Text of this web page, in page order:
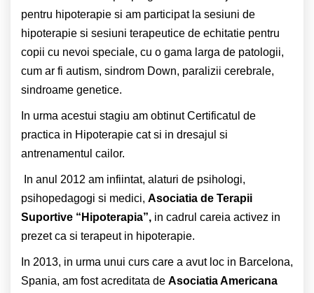
pentru hipoterapie si am participat la sesiuni de
hipoterapie si sesiuni terapeutice de echitatie pentru
copii cu nevoi speciale, cu o gama larga de patologii,
cum ar fi autism, sindrom Down, paralizii cerebrale,
sindroame genetice.
In urma acestui stagiu am obtinut Certificatul de
practica in Hipoterapie cat si in dresajul si
antrenamentul cailor.
In anul 2012 am infiintat, alaturi de psihologi,
psihopedagogi si medici, Asociatia de Terapii
Suportive “Hipoterapia”, in cadrul careia activez in
prezet ca si terapeut in hipoterapie.
In 2013, in urma unui curs care a avut loc in Barcelona,
Spania, am fost acreditata de Asociatia Americana